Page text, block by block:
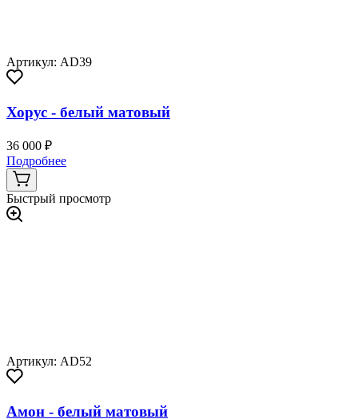
Артикул: AD39
Хорус - белый матовый
36 000 ₽
Подробнее
Быстрый просмотр
Артикул: AD52
Амон - белый матовый